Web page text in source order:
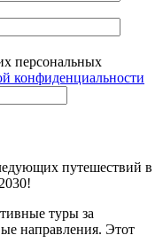
персональных
конфиденциальности
путешествий в
туры за
направления. Этот